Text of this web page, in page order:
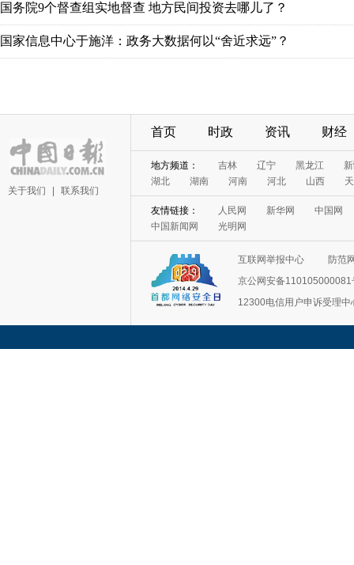
国务院9个督查组实地督查 地方民间投资去哪儿了？
国家信息中心于施洋：政务大数据何以“舍近求远”？
关于我们 联系我们
首页 时政 资讯 财经
地方频道： 吉林 辽宁 黑龙江
湖北
湖南 河南 河北 山西
友情链接： 人民网 新华网
中国网
中国新闻网
光明网
互联网举报中心
防范
京公网安备110105000081
12300电信用户申诉受理中